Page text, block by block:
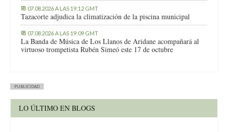
07.08.2026 A LAS 19:12 GMT
Tazacorte adjudica la climatización de la piscina municipal
07.08.2026 A LAS 19:09 GMT
La Banda de Música de Los Llanos de Aridane acompañará al
virtuoso trompetista Rubén Simeó este 17 de octubre
PUBLICIDAD
LO ÚLTIMO EN BLOGS